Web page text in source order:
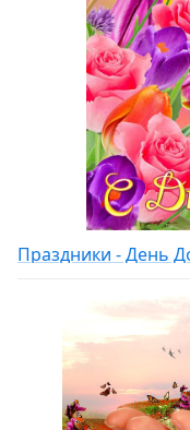
Праздники - День